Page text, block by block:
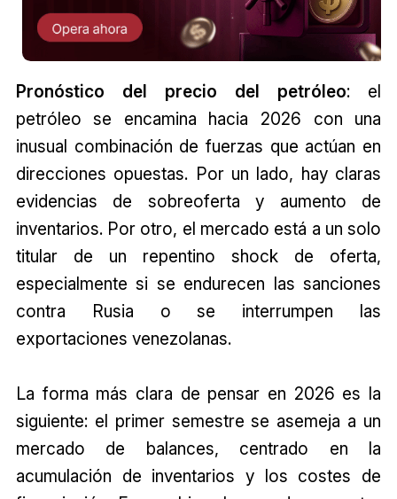
Pronóstico del precio del petróleo: el
petróleo se encamina hacia 2026 con una
inusual combinación de fuerzas que actúan en
direcciones opuestas. Por un lado, hay claras
evidencias de sobreoferta y aumento de
inventarios. Por otro, el mercado está a un solo
titular de un repentino shock de oferta,
especialmente si se endurecen las sanciones
contra Rusia o se interrumpen las
exportaciones venezolanas.
La forma más clara de pensar en 2026 es la
siguiente: el primer semestre se asemeja a un
mercado de balances, centrado en la
acumulación de inventarios y los costes de